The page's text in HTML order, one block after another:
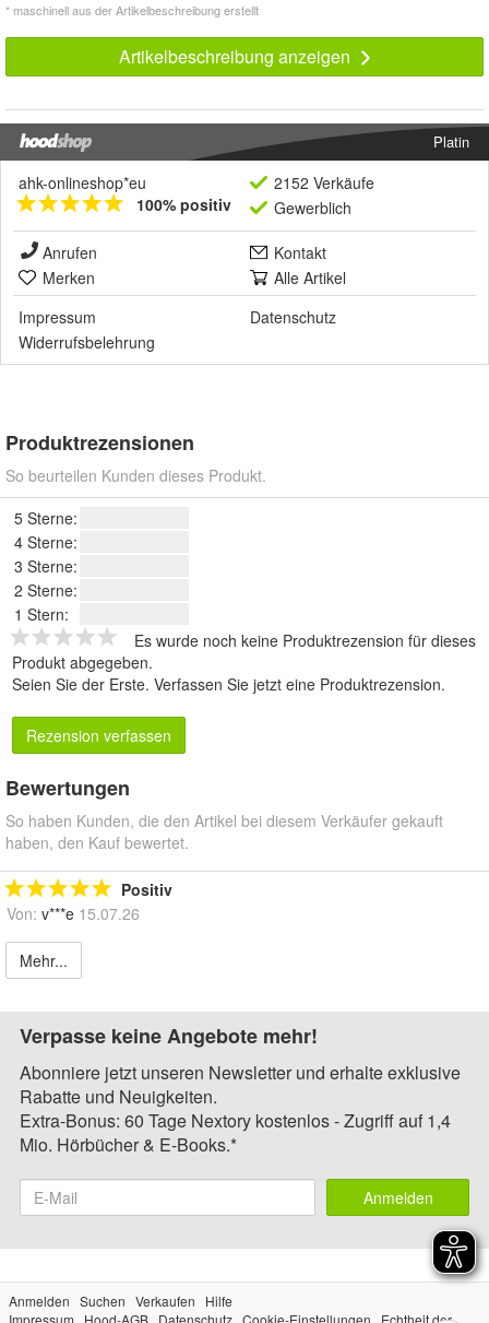
* maschinell aus der Artikelbeschreibung erstellt
Artikelbeschreibung anzeigen
Platin
ahk-onlineshop*eu
100% positiv
2152 Verkäufe
Gewerblich
Anrufen
Kontakt
Merken
Alle Artikel
Impressum
Datenschutz
Widerrufsbelehrung
Produktrezensionen
So beurteilen Kunden dieses Produkt.
5 Sterne:
4 Sterne:
3 Sterne:
2 Sterne:
1 Stern:
Es wurde noch keine Produktrezension für dieses
Produkt abgegeben.
Seien Sie der Erste. Verfassen Sie jetzt eine Produktrezension.
Rezension verfassen
Bewertungen
So haben Kunden, die den Artikel bei diesem Verkäufer gekauft
haben, den Kauf bewertet.
Positiv
Von: v***e 15.07.26
Mehr...
Verpasse keine Angebote mehr!
Abonniere jetzt unseren Newsletter und erhalte exklusive
Rabatte und Neuigkeiten.
Extra-Bonus: 60 Tage Nextory kostenlos - Zugriff auf 1,4
Mio. Hörbücher & E-Books.*
Anmelden
Anmelden Suchen Verkaufen
Hilfe